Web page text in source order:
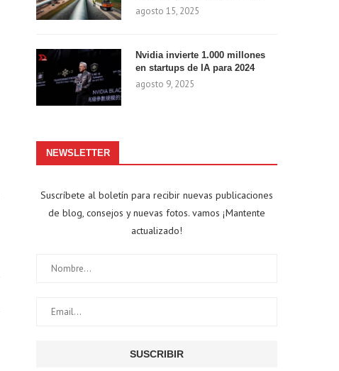
agosto 15, 2025
Nvidia invierte 1.000 millones
en startups de IA para 2024
agosto 9, 2025
NEWSLETTER
Suscríbete al boletín para recibir nuevas publicaciones
de blog, consejos y nuevas fotos. vamos ¡Mantente
actualizado!